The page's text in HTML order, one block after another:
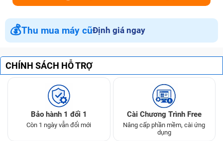
💰Thu mua máy cũĐịnh giá ngay
CHÍNH SÁCH HỖ TRỢ
Bảo hành 1 đổi 1
Còn 1 ngày vẫn đổi mới
Cài Chương Trình Free
Nâng cấp phần mềm, cài ứng
dụng